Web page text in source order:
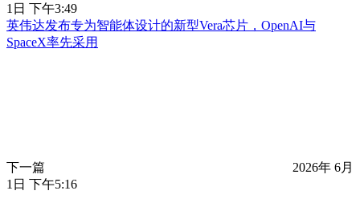
1日 下午3:49
英伟达发布专为智能体设计的新型Vera芯片，OpenAI与
SpaceX率先采用
下一篇
2026年 6月
1日 下午5:16